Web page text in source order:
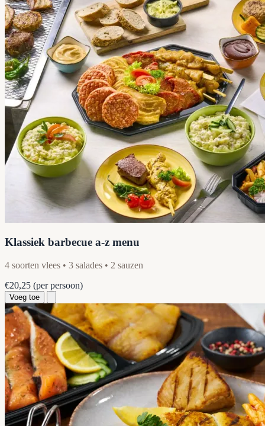
Klassiek barbecue a-z menu
4 soorten vlees • 3 salades • 2 sauzen
€20,25 (per persoon)
Voeg toe